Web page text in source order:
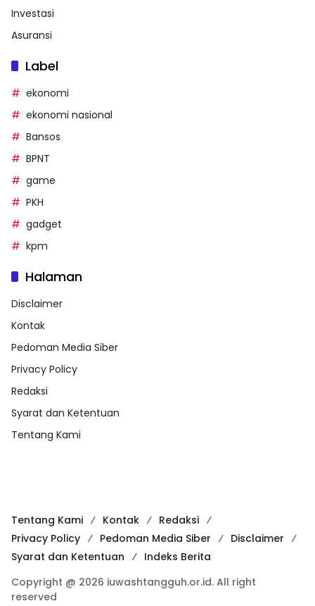
Investasi
Asuransi
Label
ekonomi
ekonomi nasional
Bansos
BPNT
game
PKH
gadget
kpm
Halaman
Disclaimer
Kontak
Pedoman Media Siber
Privacy Policy
Redaksi
Syarat dan Ketentuan
Tentang Kami
Tentang Kami Kontak
Redaksi
Privacy Policy
Pedoman Media Siber
Disclaimer
Syarat dan Ketentuan
Indeks Berita
Copyright @ 2026 iuwashtangguh.or.id. All right
reserved